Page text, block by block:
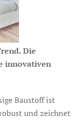
Die
innovativen
Baustoff ist
und zeichnet